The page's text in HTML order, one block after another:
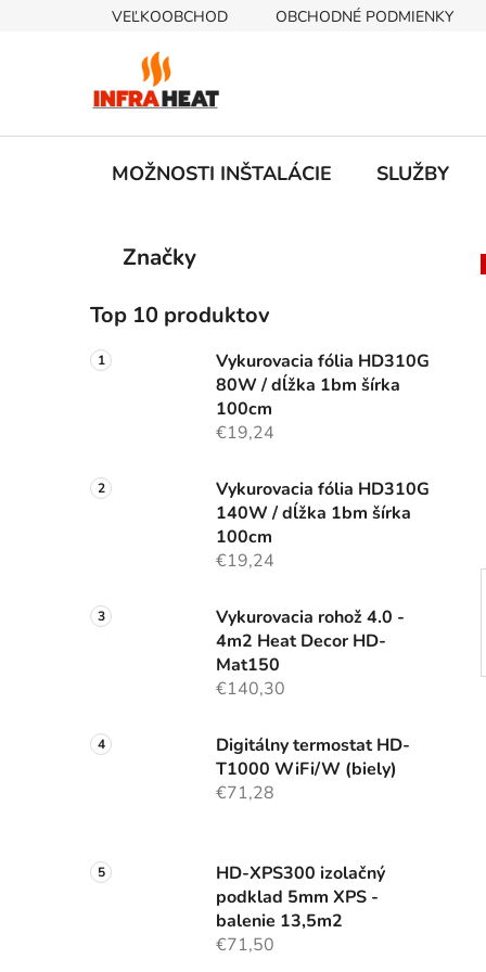
VEĽKOOBCHOD OBCHODNÉ PODMIENKY
MOŽNOSTI INŠTALÁCIE SLUŽBY
č
n
ý
e
l
Preskočiť
kategórie
e
ó
Značky
Top 10 produktov
Vykurovacia fólia HD310G
80W / dĺžka 1bm šírka
100cm
€19,24
Vykurovacia fólia HD310G
140W / dĺžka 1bm šírka
100cm
€19,24
Vykurovacia rohož 4.0 -
4m2 Heat Decor HD-
Mat150
€140,30
Digitálny termostat HD-
T1000 WiFi/W (biely)
€71,28
HD-XPS300 izolačný
podklad 5mm XPS -
balenie 13,5m2
€71,50